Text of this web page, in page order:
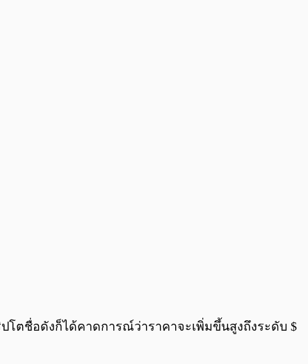
0:00 0:00
ตชื่อดังก็ได้คาดการณ์ว่าราคาจะเพิ่มขึ้นสูงถึงระดับ $